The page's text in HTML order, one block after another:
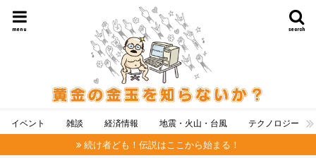
search
menu
イベント 雑談 経済情報 地震・火山・台風 テクノロジー
続け者ども！伝説はここから始まる！